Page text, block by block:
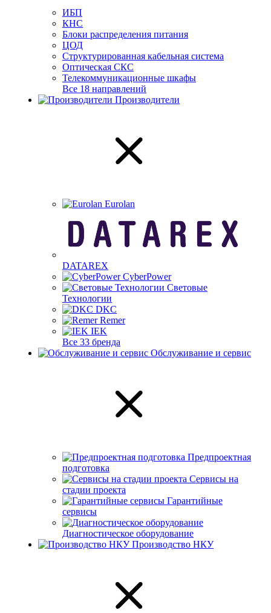
ИБП
КНС
Блоки распределения питания
ЦОД
Структурированная кабельная система
Оптическая СКС
Телекоммуникационные шкафы
Все 18 направлений
Производители
Eurolan
DATAREX
CyberPower
Световые
Технологии
DKC
Remer
IEK
Все 33 бренда
Обслуживание и сервис
Предпроектная
подготовка
Сервисы на
стадии проекта
Гарантийные
сервисы
Диагностическое оборудование
Производство НКУ